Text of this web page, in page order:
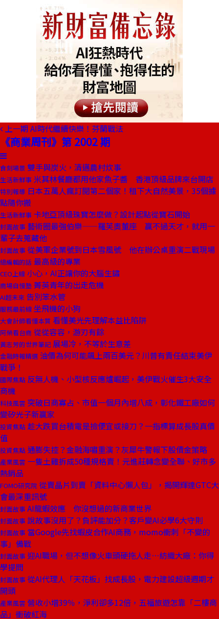
上一期 AI時代繼續快樂！芬蘭戰法
《商業周刊》第 2002 期
食刻場景 雙手與炭火，清邁農村炊事
生活新鮮事 米其林餐廳都用他家魚子醬 香港頂級品牌來台開店
特別報導 日本五萬人瘋訂閱第二個家！租下大自然美景，35個據
點隨你搬
生活新鮮事 卡地亞頂級珠寶怎麼做？設計起點從寶石開始
封面故事 藝術圈最強伯樂——羅芙奧董座 贏不過天才，就用一
輩子去蒐藏他
封面故事 從美軍企業號到日本雪風號 他在辦公桌重演二戰現場
總編輯的話 最高級的專業
CEO上線 小心，AI正讓你的大腦生鏽
商場自慢塾 菁英青年的出走危機
AI超未來 告別笨水管
服務最前線 坐飛機的小狗
大會計師看懂本質 看懂美光先理解本益比陷阱
阿榮看台商 從從容容，游刃有餘
黃志芳的世界筆記 展場冷，不等於生意差
金融時報精選 油價為何可能飆上兩百美元？川普有責任結束美伊
戰爭！
國際焦點 反無人機、小型核反應爐崛起，美伊戰火催生3大安全
商機
科技風雲 突破日商寡占、市值一個月內增八成，彰化鐵工廠如何
變矽光子新贏家
投資焦點 趁大跌買台積電是撿便宜或接刀？一指標算成長股真價
值
投資焦點 通膨失控？金融海嘯重演？灰犀牛警報下股債金策略
產業風雲 一隻土雞拆成50種規格賣！元進莊轉念變全聯、好市多
熱銷品
FOMO研究院 從賣晶片到賣「資料中心懶人包」，揭開輝達GTC大
會最深重訊號
封面故事 AI龍蝦效應 你沒想過的新商業世界
封面故事 說故事沒用了？負評能加分？客戶變AI必學6大守則
封面故事 當Google先找蝦皮合作AI商務，momo衝刺「不變的
事」備戰
封面故事 迎AI職場，但不想像火車頭硬拖人走⋯紡織大廠：你得
學提問
封面故事 從AI代理人「天花板」找成長股，電力建設超級週期才
開頭
產業風雲 營收小增39％，淨利卻多12倍，五福旅遊怎靠「二樓商
品」衝破紅海